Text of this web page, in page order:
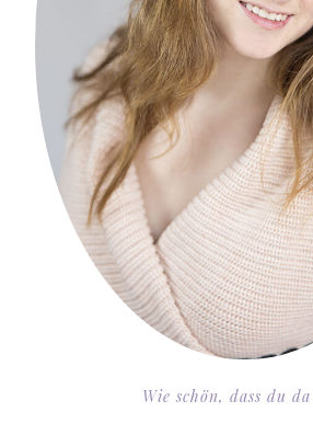
Wie schön, dass du